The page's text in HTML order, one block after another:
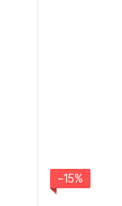
−15%